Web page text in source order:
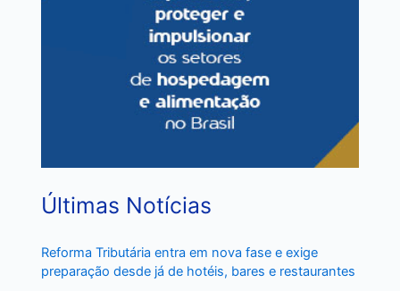
Últimas Notícias
Reforma Tributária entra em nova fase e exige
preparação desde já de hotéis, bares e restaurantes